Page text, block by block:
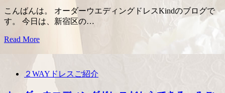
こんばんは。 オーダーウエディングドレスKindのブログで
す。 今日は、新宿区の…
Read More
２WAYドレスご紹介